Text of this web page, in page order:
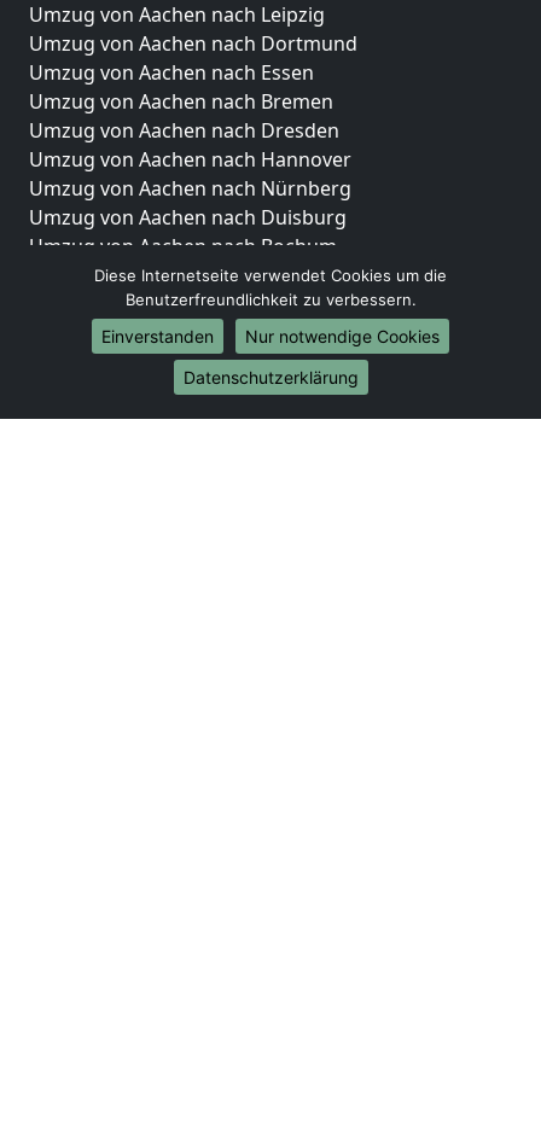
Umzug von Aachen nach Leipzig
Umzug von Aachen nach Dortmund
Umzug von Aachen nach Essen
Umzug von Aachen nach Bremen
Umzug von Aachen nach Dresden
Umzug von Aachen nach Hannover
Umzug von Aachen nach Nürnberg
Umzug von Aachen nach Duisburg
Umzug von Aachen nach Bochum
Umzug von Aachen nach Wuppertal
Umzug von Aachen nach Bielefeld
Umzug von Aachen nach Bonn
Umzug von Aachen nach Münster
Diese Internetseite verwendet Cookies um die
Benutzerfreundlichkeit zu verbessern.
Einverstanden
Nur notwendige Cookies
Datenschutzerklärung